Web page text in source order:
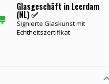
Glasgeschäft in Leerdam
(NL) ✅
Signierte Glaskunst mit
Echtheitszertifikat